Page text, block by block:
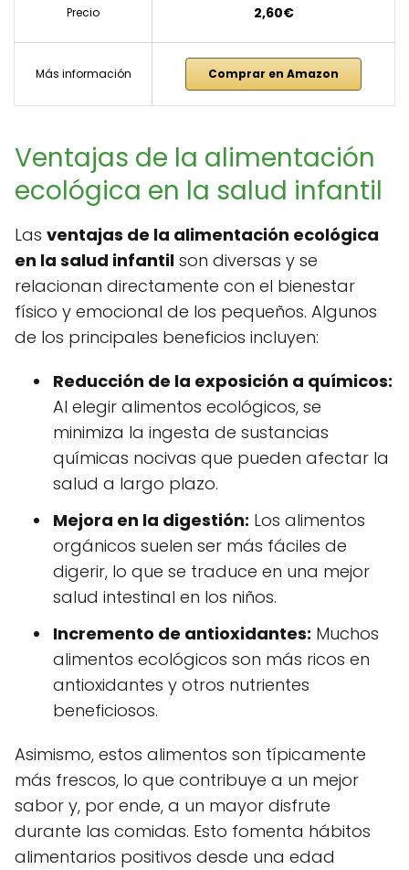
Precio 2,60€
Más información Comprar en Amazon
Ventajas de la alimentación
ecológica en la salud infantil
Las ventajas de la alimentación ecológica
en la salud infantil son diversas y se
relacionan directamente con el bienestar
físico y emocional de los pequeños. Algunos
de los principales beneficios incluyen:
Reducción de la exposición a químicos:
Al elegir alimentos ecológicos, se
minimiza la ingesta de sustancias
químicas nocivas que pueden afectar la
salud a largo plazo.
Mejora en la digestión: Los alimentos
orgánicos suelen ser más fáciles de
digerir, lo que se traduce en una mejor
salud intestinal en los niños.
Incremento de antioxidantes: Muchos
alimentos ecológicos son más ricos en
antioxidantes y otros nutrientes
beneficiosos.
Asimismo, estos alimentos son típicamente
más frescos, lo que contribuye a un mejor
sabor y, por ende, a un mayor disfrute
durante las comidas. Esto fomenta hábitos
alimentarios positivos desde una edad